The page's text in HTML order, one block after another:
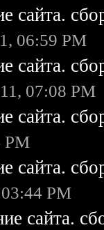
сайта.
06:59 PM
сайта.
07:08 PM
сайта.
PM
сайта.
PM
сайта.